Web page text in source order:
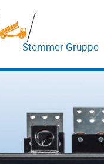
Stemmer Gruppe